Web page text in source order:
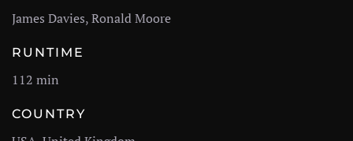
James Davies, Ronald Moore
RUNTIME
112 min
COUNTRY